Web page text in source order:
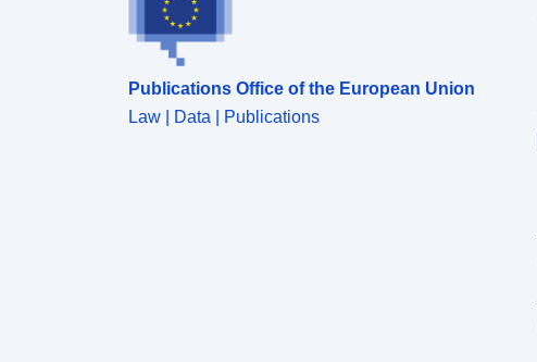
Publications Office of the European Union
Law | Data | Publications